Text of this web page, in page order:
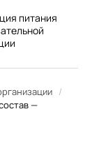
питания
/
—